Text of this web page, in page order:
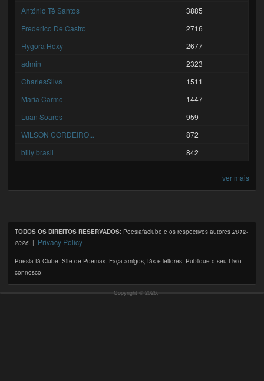
António Tê Santos
3885
Frederico De Castro
2716
Hygora Hoxy
2677
admin
2323
CharlesSilva
1511
Maria Carmo
1447
Luan Soares
959
WILSON CORDEIRO...
872
billy brasil
842
ver mais
TODOS OS DIREITOS RESERVADOS: Poesiafaclube e os respectivos autores2012-
2026 . | Privacy Policy
Poesia fã Clube. Site de Poemas. Faça amigos, fãs e leitores. Publique o seu Livro
connosco!
Copyright © 2026,